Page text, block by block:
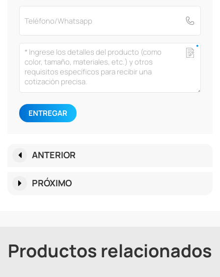
ENTREGAR
ANTERIOR
PRÓXIMO
Productos relacionados